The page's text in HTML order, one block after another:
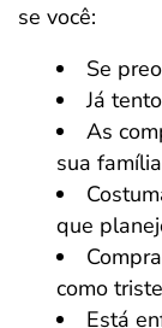
se você:
Se
Já
As
sua
que
como
Está